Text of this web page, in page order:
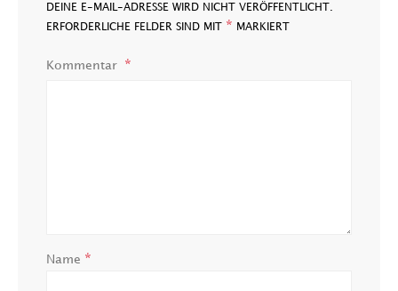
DEINE E-MAIL-ADRESSE WIRD NICHT VERÖFFENTLICHT.
ERFORDERLICHE FELDER SIND MIT * MARKIERT
Kommentar
Name *